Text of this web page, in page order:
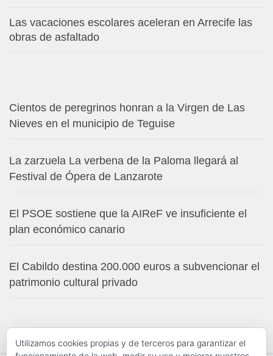
Las vacaciones escolares aceleran en Arrecife las
obras de asfaltado
Cientos de peregrinos honran a la Virgen de Las
Nieves en el municipio de Teguise
La zarzuela La verbena de la Paloma llegará al
Festival de Ópera de Lanzarote
El PSOE sostiene que la AIReF ve insuficiente el
plan económico canario
El Cabildo destina 200.000 euros a subvencionar el
patrimonio cultural privado
Utilizamos cookies propias y de terceros para garantizar el